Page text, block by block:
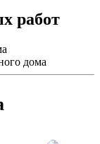
работ